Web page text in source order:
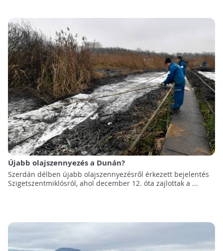
Újabb olajszennyezés a Dunán?
Szerdán délben újabb olajszennyezésről érkezett bejelentés
Szigetszentmiklósról, ahol december 12. óta zajlottak a ...